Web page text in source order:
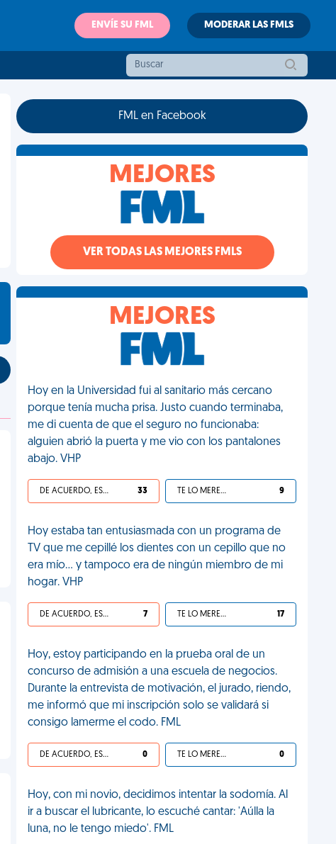
ENVÍE SU FML MODERAR LAS FMLS
FML en Facebook
MEJORES
VER TODAS LAS MEJORES FMLS
MEJORES
Hoy en la Universidad fui al sanitario más cercano
porque tenía mucha prisa. Justo cuando terminaba,
me di cuenta de que el seguro no funcionaba:
alguien abrió la puerta y me vio con los pantalones
abajo. VHP
DE ACUERDO, ES UNA VIDA HP 33 TE LO MERECES 9
Hoy estaba tan entusiasmada con un programa de
TV que me cepillé los dientes con un cepillo que no
era mío... y tampoco era de ningún miembro de mi
hogar. VHP
DE ACUERDO, ES UNA VIDA HP 7 TE LO MERECES 17
Hoy, estoy participando en la prueba oral de un
concurso de admisión a una escuela de negocios.
Durante la entrevista de motivación, el jurado, riendo,
me informó que mi inscripción solo se validará si
consigo lamerme el codo. FML
DE ACUERDO, ES UNA VIDA HP 0 TE LO MERECES 0
Hoy, con mi novio, decidimos intentar la sodomía. Al
ir a buscar el lubricante, lo escuché cantar: 'Aúlla la
luna, no le tengo miedo'. FML